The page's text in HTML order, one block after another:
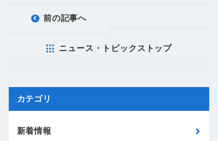
前の記事へ
ニュース・トピックストップ
カテゴリ
新着情報